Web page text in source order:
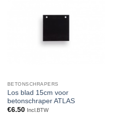
BETONSCHRAPERS
Los blad 15cm voor
betonschraper ATLAS
€6.50 Incl.BTW